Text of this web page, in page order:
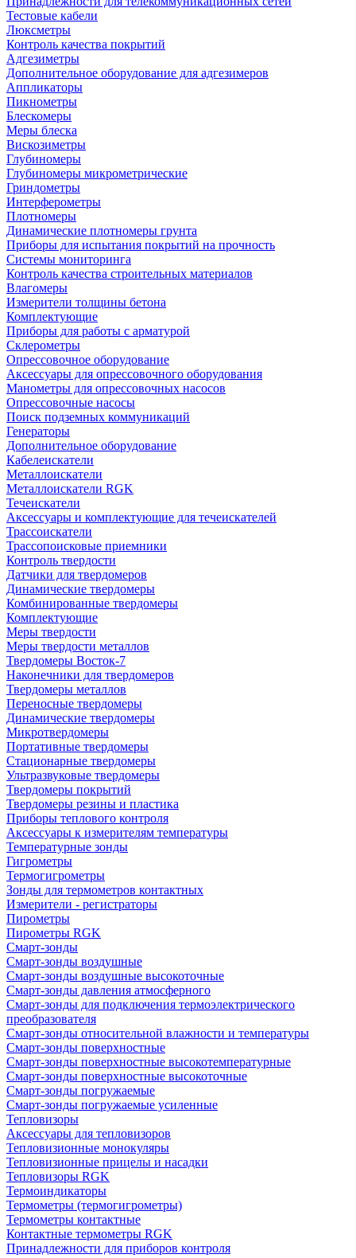
Тестовые кабели
Люксметры
Контроль качества покрытий
Адгезиметры
Дополнительное оборудование для адгезимеров
Аппликаторы
Пикнометры
Блескомеры
Меры блеска
Вискозиметры
Глубиномеры
Глубиномеры микрометрические
Гриндометры
Интерферометры
Плотномеры
Динамические плотномеры грунта
Приборы для испытания покрытий на прочность
Системы мониторинга
Контроль качества строительных материалов
Влагомеры
Измерители толщины бетона
Комплектующие
Приборы для работы с арматурой
Склерометры
Опрессовочное оборудование
Аксессуары для опрессовочного оборудования
Манометры для опрессовочных насосов
Опрессовочные насосы
Поиск подземных коммуникаций
Генераторы
Дополнительное оборудование
Кабелеискатели
Металлоискатели
Металлоискатели RGK
Течеискатели
Аксессуары и комплектующие для течеискателей
Трассоискатели
Трассопоисковые приемники
Контроль твердости
Датчики для твердомеров
Динамические твердомеры
Комбинированные твердомеры
Комплектующие
Меры твердости
Меры твердости металлов
Твердомеры Восток-7
Наконечники для твердомеров
Твердомеры металлов
Переносные твердомеры
Динамические твердомеры
Микротвердомеры
Портативные твердомеры
Стационарные твердомеры
Ультразвуковые твердомеры
Твердомеры покрытий
Твердомеры резины и пластика
Приборы теплового контроля
Аксессуары к измерителям температуры
Температурные зонды
Гигрометры
Термогигрометры
Зонды для термометров контактных
Измерители - регистраторы
Пирометры
Пирометры RGK
Смарт-зонды
Смарт-зонды воздушные
Смарт-зонды воздушные высокоточные
Смарт-зонды давления атмосферного
Смарт-зонды для подключения термоэлектрического
преобразователя
Смарт-зонды относительной влажности и температуры
Смарт-зонды поверхностные
Смарт-зонды поверхностные высокотемпературные
Смарт-зонды поверхностные высокоточные
Смарт-зонды погружаемые
Смарт-зонды погружаемые усиленные
Тепловизоры
Аксессуары для тепловизоров
Тепловизионные монокуляры
Тепловизионные прицелы и насадки
Тепловизоры RGK
Термоиндикаторы
Термометры (термогигрометры)
Термометры контактные
Контактные термометры RGK
Принадлежности для приборов контроля